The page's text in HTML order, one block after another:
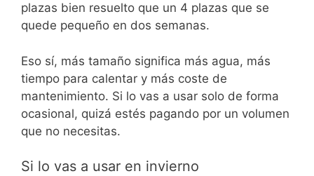
plazas bien resuelto que un 4 plazas que se
quede pequeño en dos semanas.
Eso sí, más tamaño significa más agua, más
tiempo para calentar y más coste de
mantenimiento. Si lo vas a usar solo de forma
ocasional, quizá estés pagando por un volumen
que no necesitas.
Si lo vas a usar en invierno